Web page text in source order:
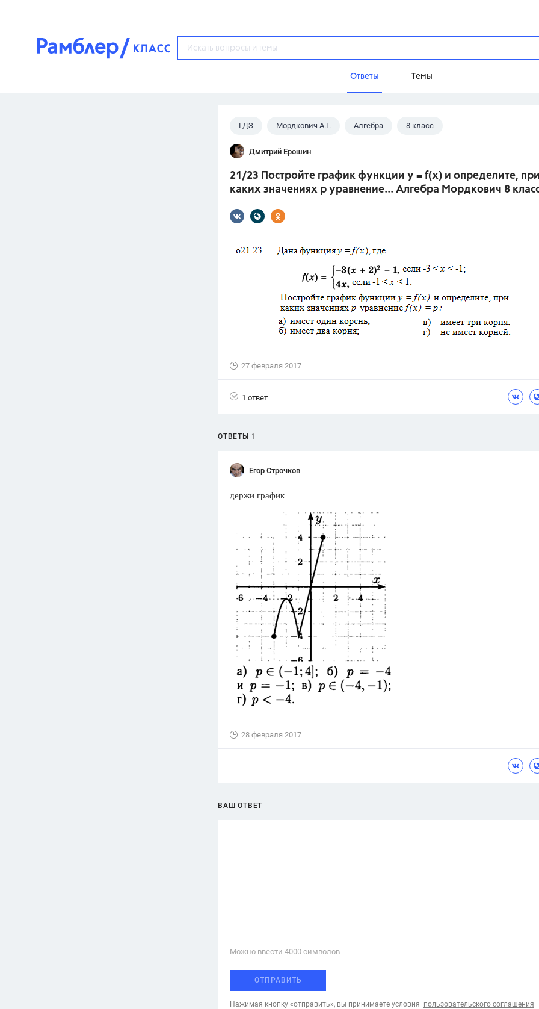
Ответы Темы
Популярные темы
ГДЗ
ОГЭ
ФИПИ
1551 ответ
ГИА
ответов
Домашнее задание
Школа
Рудзитис Г.Е.,Цыбулько И.П.,
Цветков Л. А.
Психология
Отношения,Любовь,Красота,
ГДЗ Мордкович А.Г. Алгебра 8 класс
Дмитрий Ерошин
21/23 Постройте график функции у = f(x) и определите,
каких значениях р уравнение... Алгебра Мордкович 8
27 февраля 2017
1 ответ
ОТВЕТЫ 1
Егор Строчков
держи график
28 февраля 2017
ВАШ ОТВЕТ
Можно ввести 4000 cимволов
ОТПРАВИТЬ
Нажимая кнопку «отправить», вы принимаете условия пользовательского соглашения